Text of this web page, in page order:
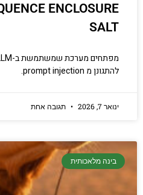
SALT
להתגונן מ prompt injection.
ינואר 7, 2026 תגובה אחת
בינה מלאכותית